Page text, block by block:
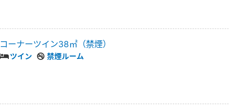
コーナーツイン38㎡（禁煙）
ツイン 禁煙ルーム